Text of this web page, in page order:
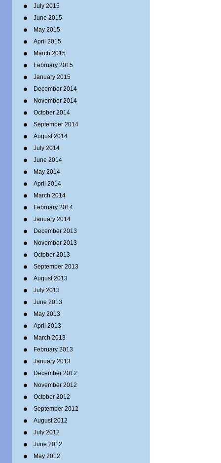
July 2015
June 2015
May 2015
April 2015
March 2015
February 2015
January 2015
December 2014
November 2014
October 2014
September 2014
August 2014
July 2014
June 2014
May 2014
April 2014
March 2014
February 2014
January 2014
December 2013
November 2013
October 2013
September 2013
August 2013
July 2013
June 2013
May 2013
April 2013
March 2013
February 2013
January 2013
December 2012
November 2012
October 2012
September 2012
August 2012
July 2012
June 2012
May 2012